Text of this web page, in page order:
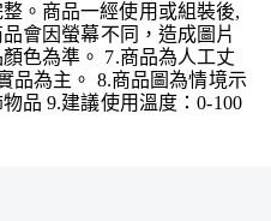
。商品一經使用或組裝後,
會因螢幕不同，造成圖片
色為準。 7.商品為人工丈
品為主。 8.商品圖為情境示
品 9.建議使用溫度：0-100